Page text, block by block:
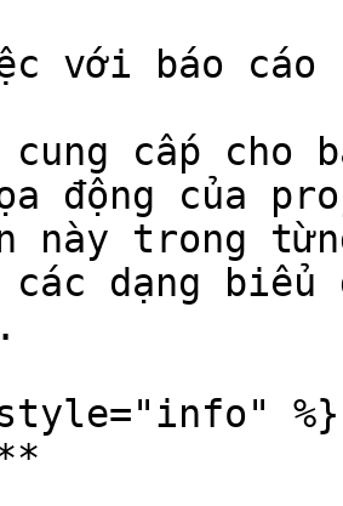
với báo cáo
cung cấp cho
động của
này trong
các dạng
%}